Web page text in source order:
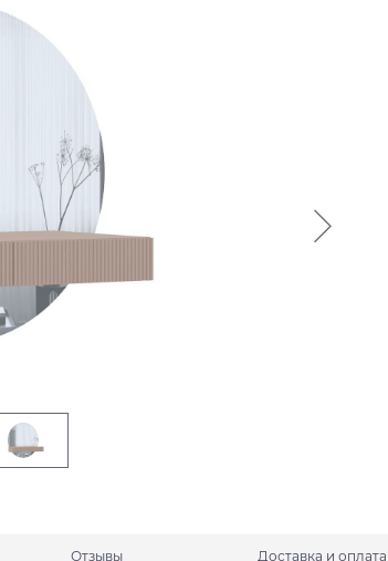
Отзывы Доставка и оплата